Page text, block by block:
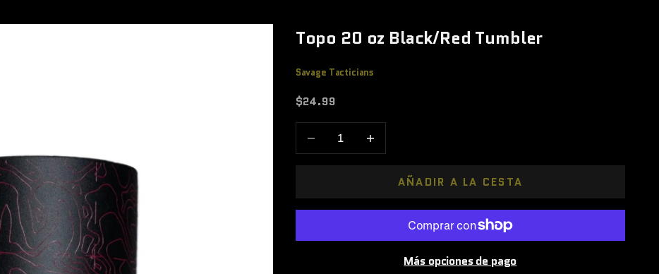
Topo 20 oz Black/Red Tumbler
Savage Tacticians
Precio de oferta
$24.99
Reducir cantidadAumentar cantidad
AÑADIR A LA CESTA
Más opciones de pago